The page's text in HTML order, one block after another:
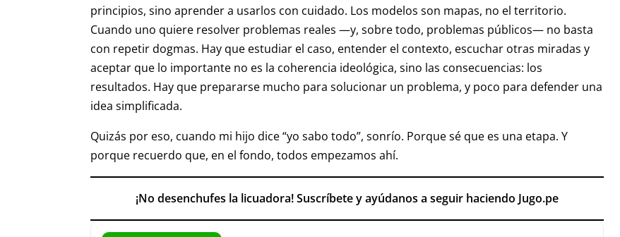
principios, sino aprender a usarlos con cuidado. Los modelos son mapas, no el territorio.
Cuando uno quiere resolver problemas reales —y, sobre todo, problemas públicos— no basta
con repetir dogmas. Hay que estudiar el caso, entender el contexto, escuchar otras miradas y
aceptar que lo importante no es la coherencia ideológica, sino las consecuencias: los
resultados. Hay que prepararse mucho para solucionar un problema, y poco para defender una
idea simplificada.
Quizás por eso, cuando mi hijo dice “yo sabo todo”, sonrío. Porque sé que es una etapa. Y
porque recuerdo que, en el fondo, todos empezamos ahí.
¡No desenchufes la licuadora! Suscríbete y ayúdanos a seguir haciendo Jugo.pe